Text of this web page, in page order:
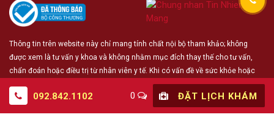
Thông tin trên website này chỉ mang tính chất nội bộ tham khảo; không
được xem là tư vấn y khoa và không nhằm mục đích thay thế cho tư vấn,
chẩn đoán hoặc điều trị từ nhân viên y tế. Khi có vấn đề về sức khỏe hoặc
cần hỗ trợ cấp cứu người đọc cần liên hệ bác sĩ và cơ sở y tế gần nhất
092.842.1102 0 ĐẶT LỊCH KHÁM